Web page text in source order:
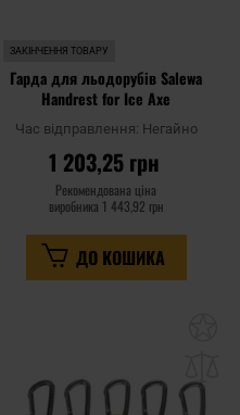
ЗАКІНЧЕННЯ ТОВАРУ
Гарда для льодорубів Salewa
Handrest for Ice Axe
Час відправлення: Негайно
1 203,25 грн
Рекомендована ціна
виробника 1 443,92 грн
ДО КОШИКА
уподобань